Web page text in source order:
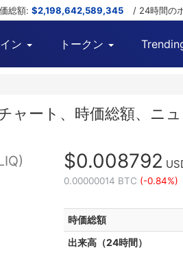
総額: $2,198,642,589,345 / 24時間の
ン トークン
ャート、時価総額、ニ
$0.008792
0.00000014 BTC (-0.84%)
時価総額
出来高（24時間）